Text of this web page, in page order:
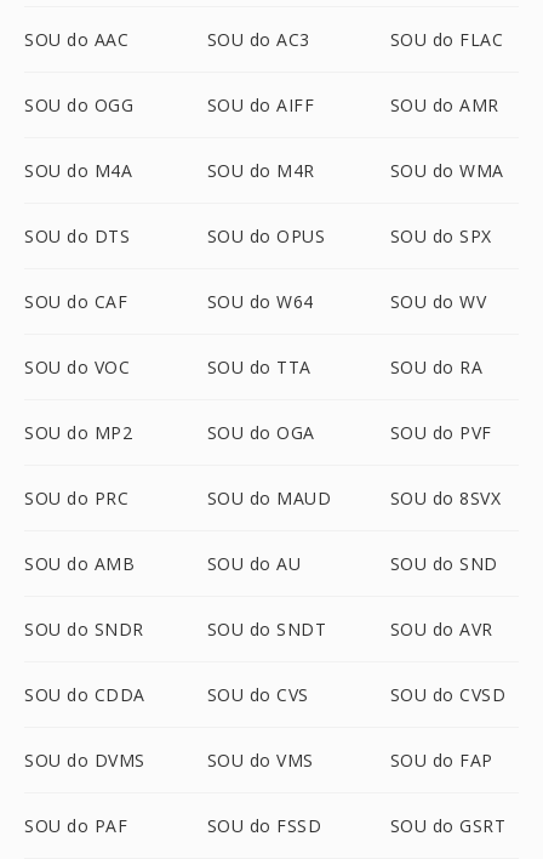
SOU do AAC SOU do AC3 SOU do FLAC
SOU do OGG SOU do AIFF SOU do AMR
SOU do M4A SOU do M4R SOU do WMA
SOU do DTS SOU do OPUS SOU do SPX
SOU do CAF SOU do W64 SOU do WV
SOU do VOC SOU do TTA SOU do RA
SOU do MP2 SOU do OGA SOU do PVF
SOU do PRC SOU do MAUD SOU do 8SVX
SOU do AMB SOU do AU SOU do SND
SOU do SNDR SOU do SNDT SOU do AVR
SOU do CDDA SOU do CVS SOU do CVSD
SOU do DVMS SOU do VMS SOU do FAP
SOU do PAF SOU do FSSD SOU do GSRT